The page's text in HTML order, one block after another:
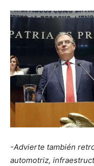
-Advierte también
automotriz,